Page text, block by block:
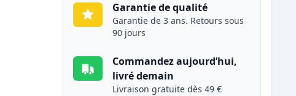
Garantie de qualité
Garantie de 3 ans. Retours sous
90 jours
Commandez aujourd’hui,
livré demain
Livraison gratuite dès 49 €